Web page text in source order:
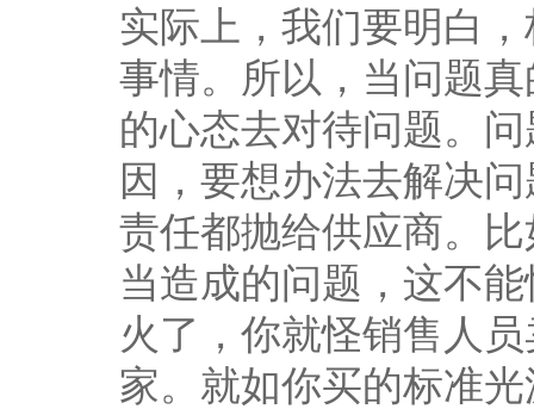
实际上，我们要明白
事情。所以，当问题
的心态去对待问题。
因，要想办法去解决
责任都抛给供应商。
当造成的问题，这不
火了，你就怪销售人
家。就如你买的标准